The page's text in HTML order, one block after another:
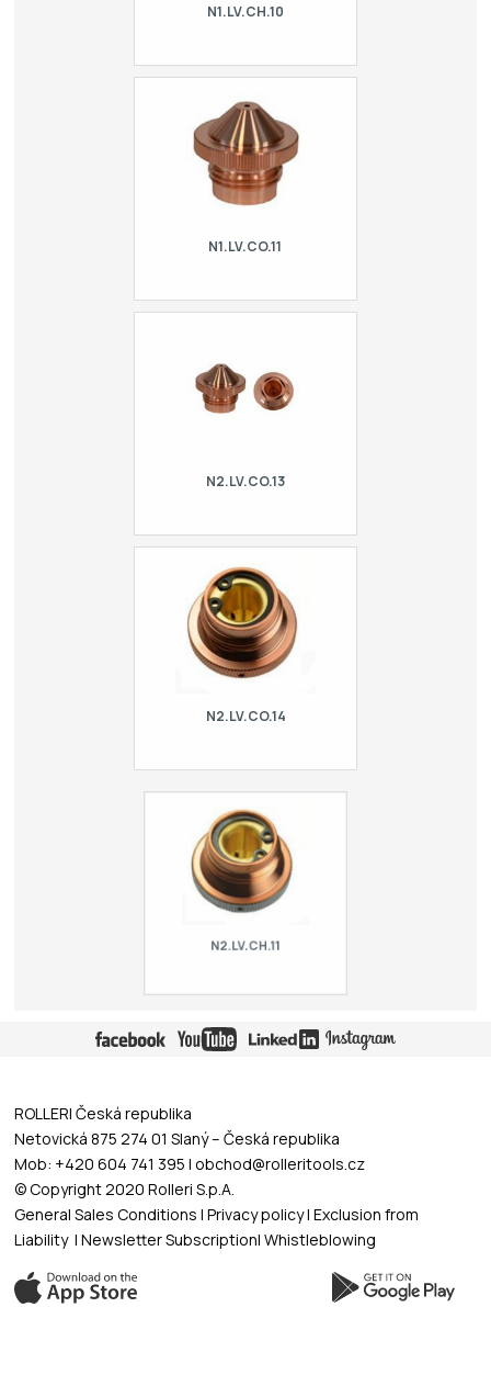
N1.LV.CH.10
N1.LV.CO.11
N2.LV.CO.13
N2.LV.CO.14
LVD.
N2.LV.CH.11
chromed. For laser LVD.
ROLLERI Česká republika
Netovická 875 274 01 Slaný – Česká republika
Mob: +420 604 741 395 | obchod@rolleritools.cz
© Copyright 2020 Rolleri S.p.A.
General Sales Conditions |Privacy policy|Exclusion from
Liability|Newsletter Subscription|Whistleblowing